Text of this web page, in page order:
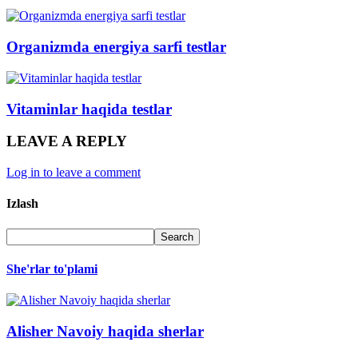
Organizmda energiya sarfi testlar
Vitaminlar haqida testlar
LEAVE A REPLY
Log in to leave a comment
Izlash
She'rlar to'plami
Alisher Navoiy haqida sherlar